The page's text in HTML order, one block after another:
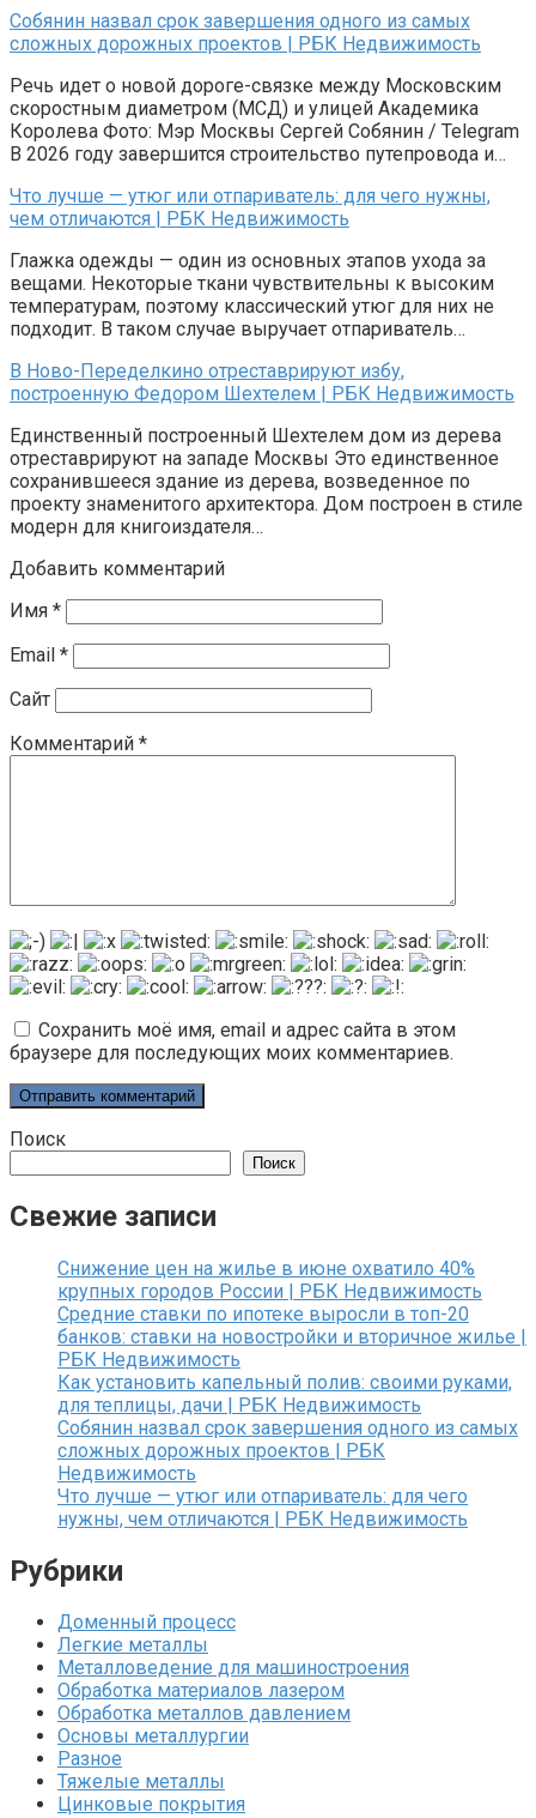
Собянин назвал срок завершения одного из самых
сложных дорожных проектов | РБК Недвижимость
Речь идет о новой дороге-связке между Московским
скоростным диаметром (МСД) и улицей Академика
Королева Фото: Мэр Москвы Сергей Собянин / Telegram
В 2026 году завершится строительство путепровода и…
Что лучше — утюг или отпариватель: для чего нужны,
чем отличаются | РБК Недвижимость
Глажка одежды — один из основных этапов ухода за
вещами. Некоторые ткани чувствительны к высоким
температурам, поэтому классический утюг для них не
подходит. В таком случае выручает отпариватель…
В Ново-Переделкино отреставрируют избу,
построенную Федором Шехтелем | РБК Недвижимость
Единственный построенный Шехтелем дом из дерева
отреставрируют на западе Москвы Это единственное
сохранившееся здание из дерева, возведенное по
проекту знаменитого архитектора. Дом построен в стиле
модерн для книгоиздателя…
Добавить комментарий
Имя *
Email *
Сайт
Комментарий *
Сохранить моё имя, email и адрес сайта в этом
браузере для последующих моих комментариев.
Поиск
Поиск
Свежие записи
Снижение цен на жилье в июне охватило 40%
крупных городов России | РБК Недвижимость
Средние ставки по ипотеке выросли в топ-20
банков: ставки на новостройки и вторичное жилье |
РБК Недвижимость
Как установить капельный полив: своими руками,
для теплицы, дачи | РБК Недвижимость
Собянин назвал срок завершения одного из самых
сложных дорожных проектов | РБК
Недвижимость
Что лучше — утюг или отпариватель: для чего
нужны, чем отличаются | РБК Недвижимость
Рубрики
Доменный процесс
Легкие металлы
Металловедение для машиностроения
Обработка материалов лазером
Обработка металлов давлением
Основы металлургии
Разное
Тяжелые металлы
Цинковые покрытия